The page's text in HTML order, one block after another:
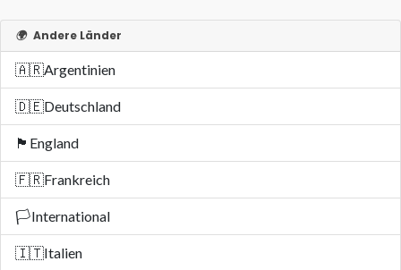
🌍 Andere Länder
🇦🇷Argentinien
🇩🇪Deutschland
🏴󠁧󠁢󠁥󠁮󠁧󠁿 England
🇫🇷Frankreich
🏳️International
🇮🇹Italien